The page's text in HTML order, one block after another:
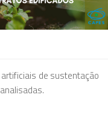
de sustentação